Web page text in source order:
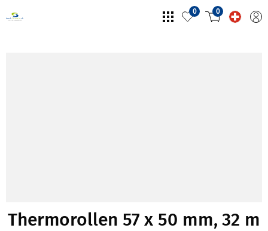
0 0
Thermorollen 57 x 50 mm, 32 m